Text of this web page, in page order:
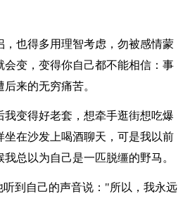
，也得多用理智考虑，勿被感情蒙
会变，变得你自己都不能相信：事
来的无穷痛苦。
我变得好老套，想牵手逛街想吃爆
坐在沙发上喝酒聊天，可是我以前
总以为自己是一匹脱缰的野马。
到自己的声音说："所以，我永远